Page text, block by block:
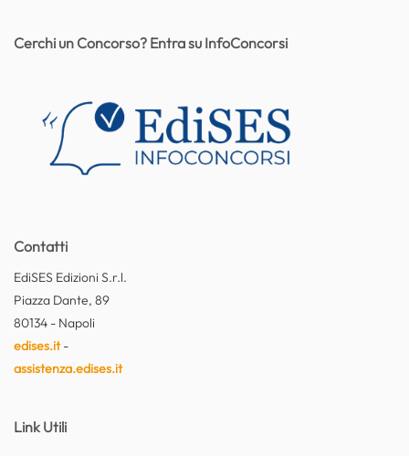
Contatti
EdiSES Edizioni S.r.l.
Piazza Dante, 89
80134 - Napoli
edises.it-
assistenza.edises.it
Link Utili
Cerchi un Concorso? Entra su InfoConcorsi